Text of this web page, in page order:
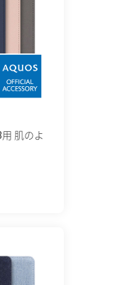
用 肌のよ